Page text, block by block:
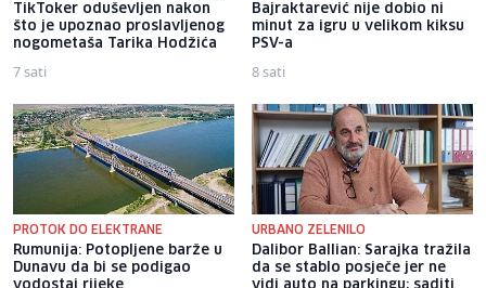
TikToker oduševljen nakon
što je upoznao proslavljenog
nogometaša Tarika Hodžića
7 sati
Bajraktarević nije dobio ni
minut za igru u velikom kiksu
PSV-a
8 sati
PROTOK DO ELEKTRANE
Rumunija: Potopljene barže u
Dunavu da bi se podigao
vodostaj rijeke
URBANO ZELENILO
Dalibor Ballian: Sarajka tražila
da se stablo posječe jer ne
vidi auto na parkingu; saditi